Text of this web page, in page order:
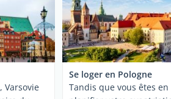
Varsovie
Se loger en Pologne
Tandis que vous êtes